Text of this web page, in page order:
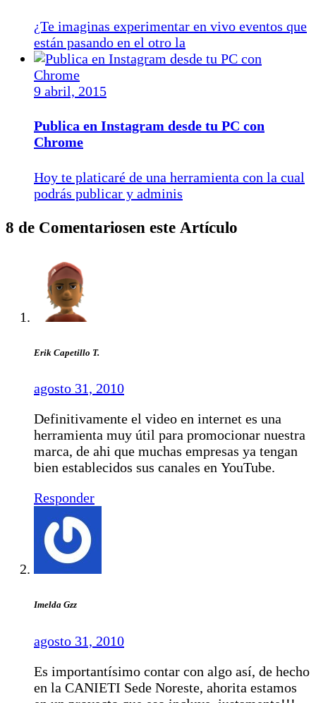
¿Te imaginas experimentar en vivo eventos que
están pasando en el otro la
9 abril, 2015
Publica en Instagram desde tu PC con
Chrome
Hoy te platicaré de una herramienta con la cual
podrás publicar y adminis
8 de Comentariosen este Artículo
Erik Capetillo T.
agosto 31, 2010
Definitivamente el video en internet es una
herramienta muy útil para promocionar nuestra
marca, de ahi que muchas empresas ya tengan
bien establecidos sus canales en YouTube.
Responder
Imelda Gzz
agosto 31, 2010
Es importantísimo contar con algo así, de hecho
en la CANIETI Sede Noreste, ahorita estamos